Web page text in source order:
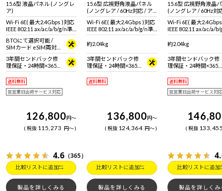
15.6型 液晶パネル (ノングレ
ア)
Wi-Fi 6E( 最大2.4Gbps )対応
IEEE 802.11 ax/ac/a/b/g/n準
拠 ＋ Bluetooth 5内蔵
BTOにて選択可能 /
SIMカード eSIM両対
応 SIMカードサイズ :
標準SIMカード
3年間センドバック修
理保証・24時間×365
日電話サポート
送料無料
翌営業日出荷サービス対応
126,800円～
税抜 115,273 円～
4.6 （365）
比較リストに追加
製品を詳しくみる
15.6型 広視野角液晶パネル
(ノングレア / 60Hz対応 / ア
スペクト比16:9)
Wi-Fi 6E( 最大2.4Gbps )対応
IEEE 802.11 ax/ac/a/b/g/n準
拠 ＋ Bluetooth 5内蔵
約2.04kg
3年間センドバック修
理保証・24時間×365
日電話サポート
送料無料
136,800円～
税抜 124,364 円～
比較リストに追加
製品を詳しくみる
15.6型 広視野角液晶
(ノングレア / 60Hz対
スペクト比16:9)
Wi-Fi 6E( 最大
IEEE 802.11 ax/ac/a/
拠 ＋ Bluetooth 5内蔵
約2.04kg
3年間センドバック修
理保証・24時間×365
日電話サポート
送料無料
翌営業日出荷サービス対応
税抜
比較リストに追加
製品を詳しくみ